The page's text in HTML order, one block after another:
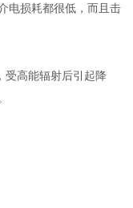
电损耗都很低，而且击
受高能辐射后引起降